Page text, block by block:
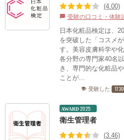
(4.00)
chat_bubble 受験の口コミ・体験
日本化粧品検定は、
を突破した「コスメ
す。美容皮膚科学や
各分野の専門家40名
き、専門的な化粧品
ことが...
school 受験した 1730
AWARD 2025
衛生管理者
(3.46)